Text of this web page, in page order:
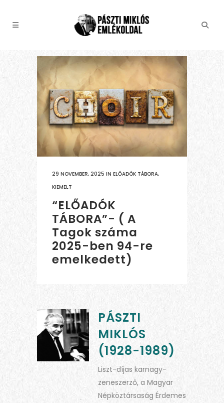
29 NOVEMBER, 2025 IN ELŐADÓK TÁBORA,
KIEMELT
“ELŐADÓK
TÁBORA”- ( A
Tagok száma
2025-ben 94-re
emelkedett)
PÁSZTI
MIKLÓS
(1928-1989)
Liszt-díjas karnagy-
zeneszerző, a Magyar
Népköztársaság Érdemes